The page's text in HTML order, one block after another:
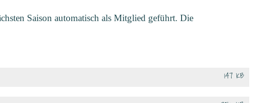
Saison automatisch als Mitglied geführt. Die
147 KB